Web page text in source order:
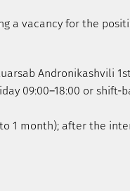
a vacancy for the
Andronikashvili
09:00–18:00 or shift-
1 month); after the